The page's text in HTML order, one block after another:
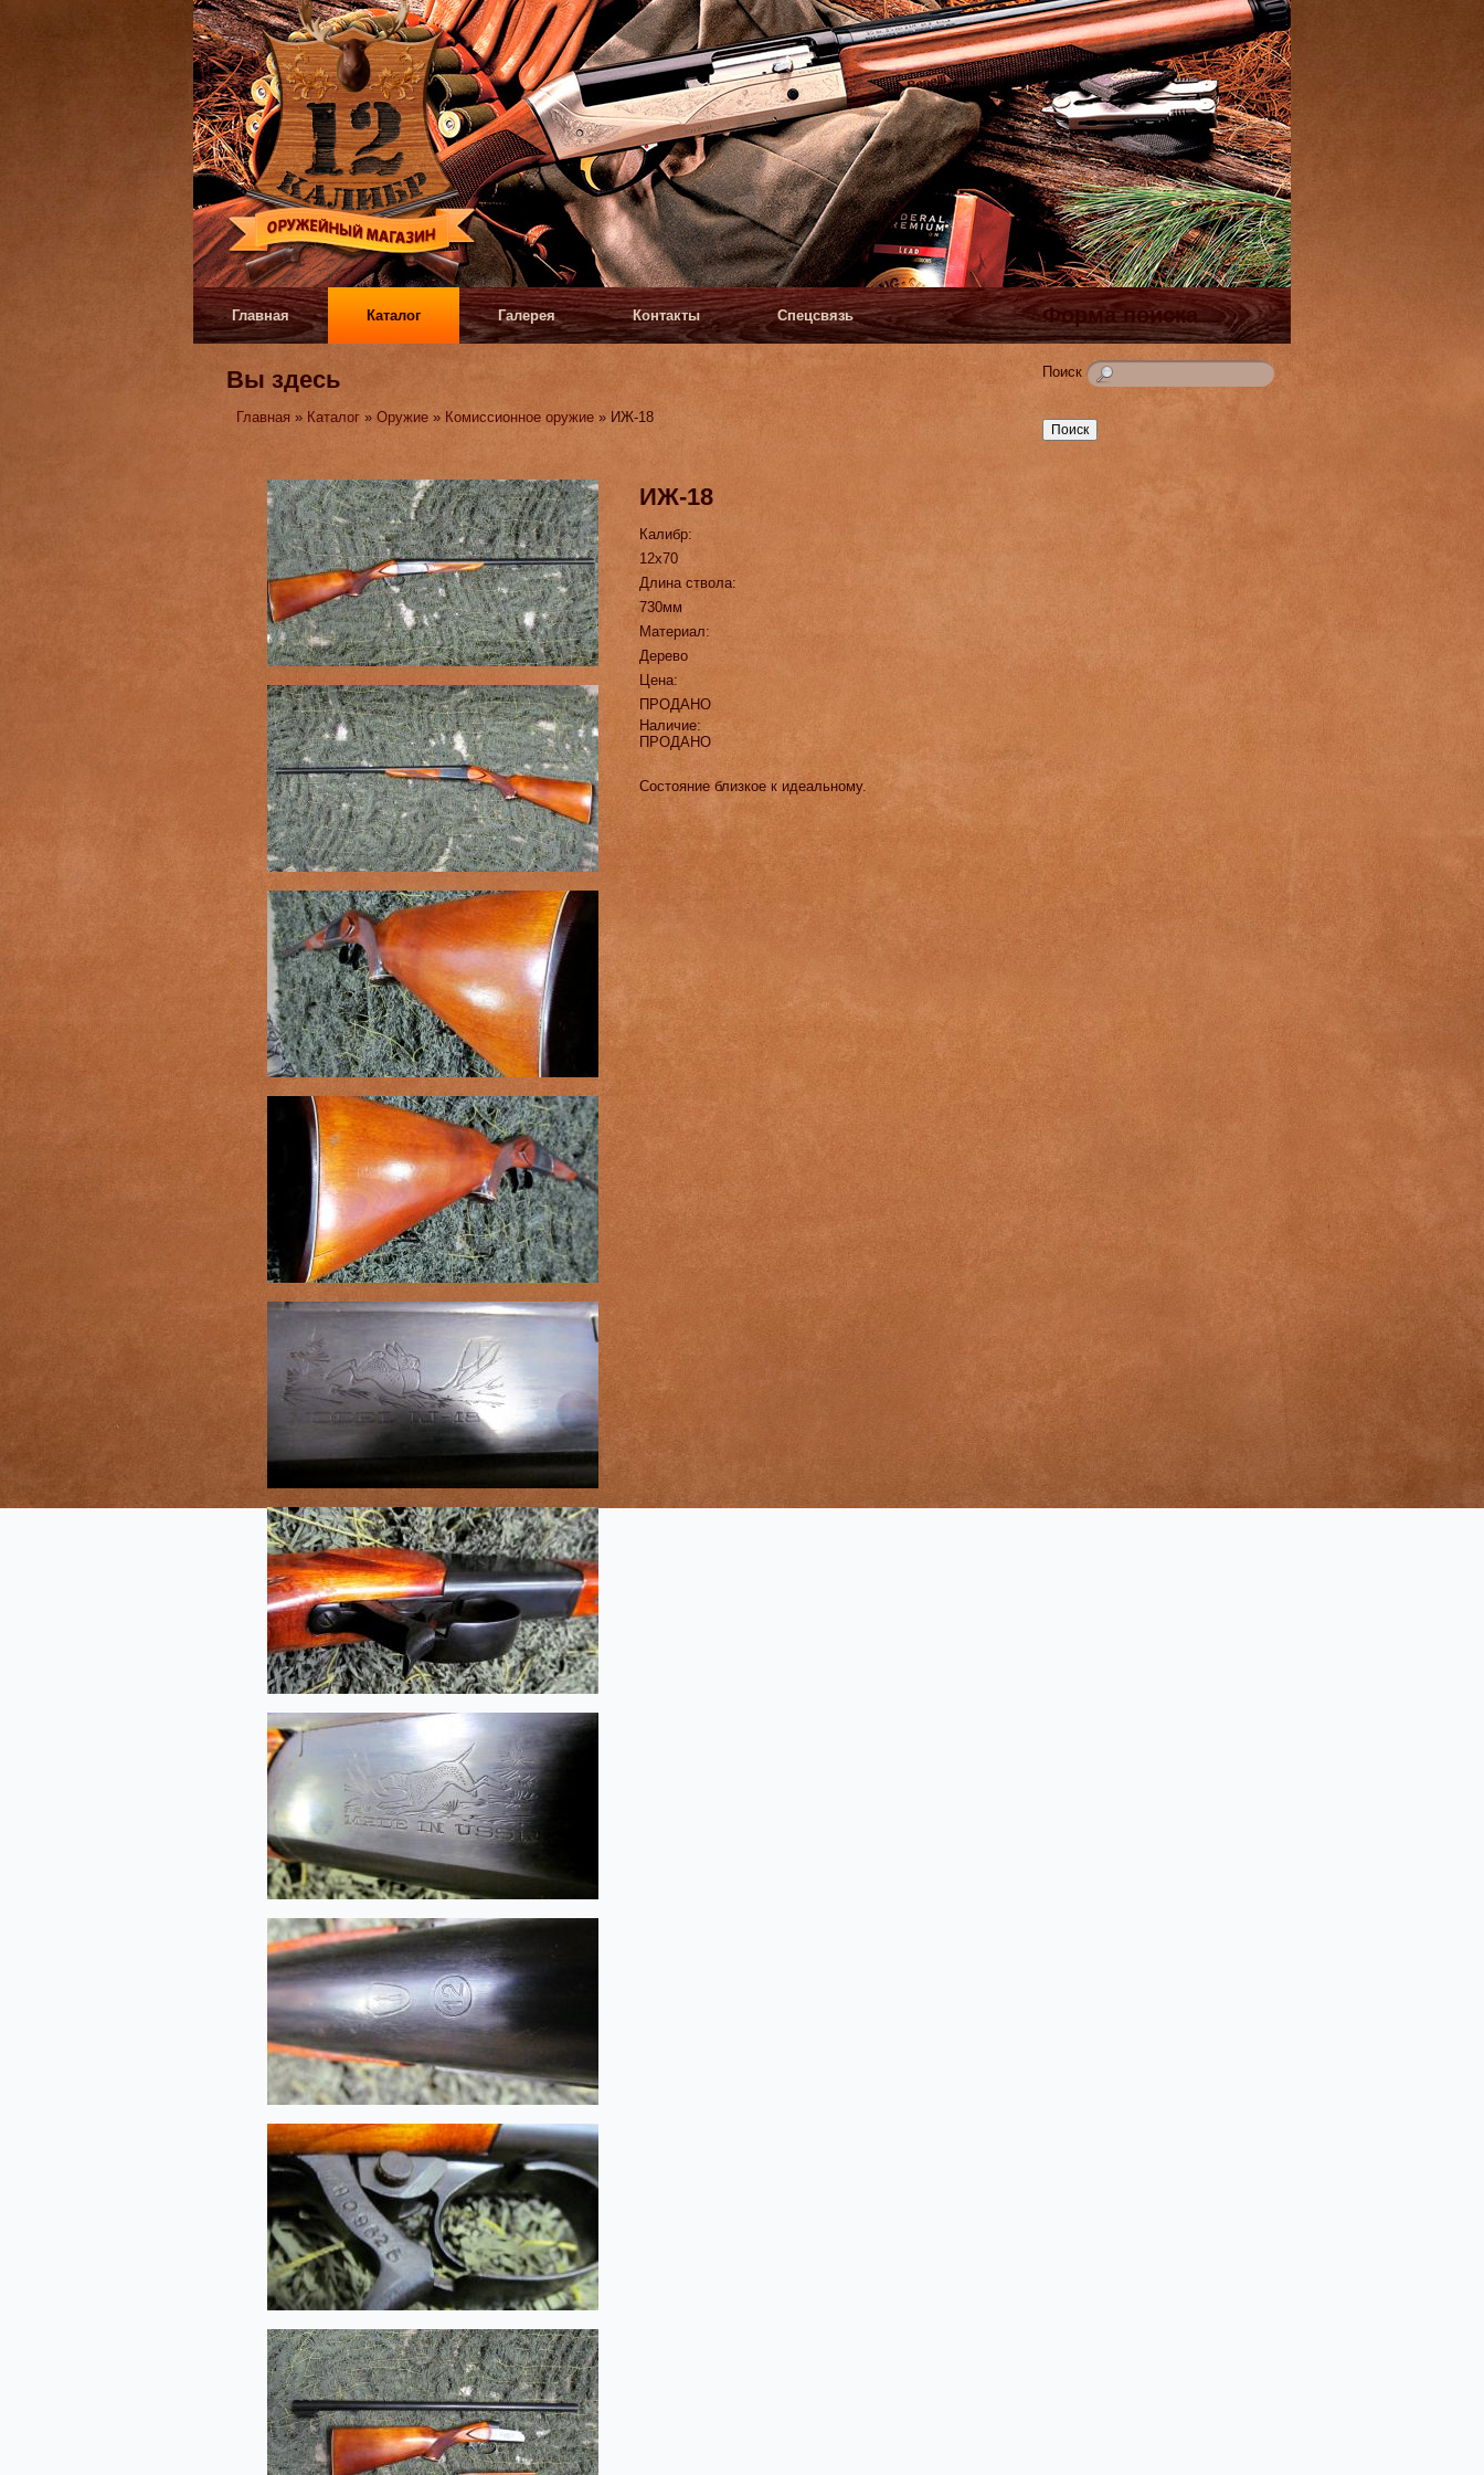
Форма поиска
Поиск
Главная Каталог Галерея Контакты Спецсвязь
Вы здесь
Главная » Каталог »Оружие » Комиссионное оружие » ИЖ-18
ИЖ-18
Калибр:
12х70
Длина ствола:
730мм
Материал:
Дерево
Цена:
ПРОДАНО
Наличие:
ПРОДАНО
Состояние близкое к идеальному.